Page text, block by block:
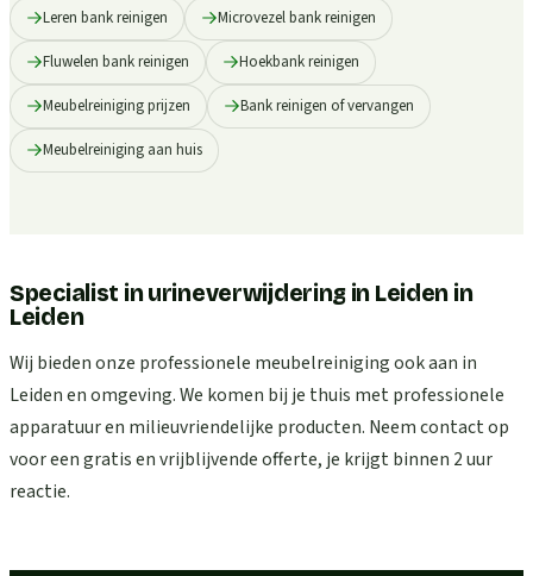
Leren bank reinigen Microvezel bank reinigen
Fluwelen bank reinigen Hoekbank reinigen
Meubelreiniging prijzen Bank reinigen of vervangen
Meubelreiniging aan huis
Specialist in urineverwijdering in Leiden in
Leiden
Wij bieden onze professionele meubelreiniging ook aan in
Leiden en omgeving. We komen bij je thuis met professionele
apparatuur en milieuvriendelijke producten. Neem contact op
voor een gratis en vrijblijvende offerte, je krijgt binnen 2 uur
reactie.